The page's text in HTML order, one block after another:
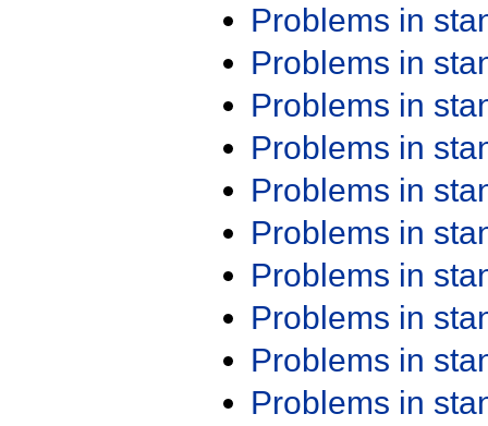
Problems in
Problems in
Problems in
Problems in
Problems in
Problems in
Problems in
Problems in
Problems in
Problems in